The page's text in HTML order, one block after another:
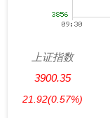
上证指数
3900.35
21.92(0.57%)